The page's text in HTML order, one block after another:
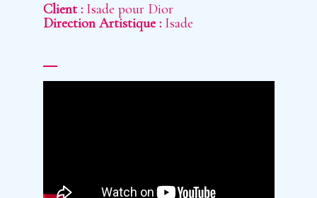
Client :Isade pour Dior
Direction Artistique :Isade